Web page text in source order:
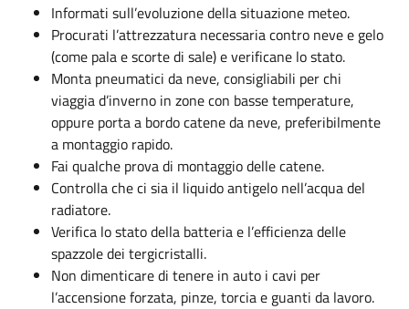
Informati sull’evoluzione della situazione meteo.
Procurati l’attrezzatura necessaria contro neve e gelo
(come pala e scorte di sale) e verificane lo stato.
Monta pneumatici da neve, consigliabili per chi
viaggia d’inverno in zone con basse temperature,
oppure porta a bordo catene da neve, preferibilmente
a montaggio rapido.
Fai qualche prova di montaggio delle catene.
Controlla che ci sia il liquido antigelo nell’acqua del
radiatore.
Verifica lo stato della batteria e l’efficienza delle
spazzole dei tergicristalli.
Non dimenticare di tenere in auto i cavi per
l’accensione forzata, pinze, torcia e guanti da lavoro.